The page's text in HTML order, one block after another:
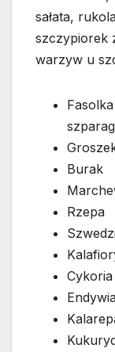
sałata,
szczypiorek
warzyw u
Burak
Rzepa
Cykoria